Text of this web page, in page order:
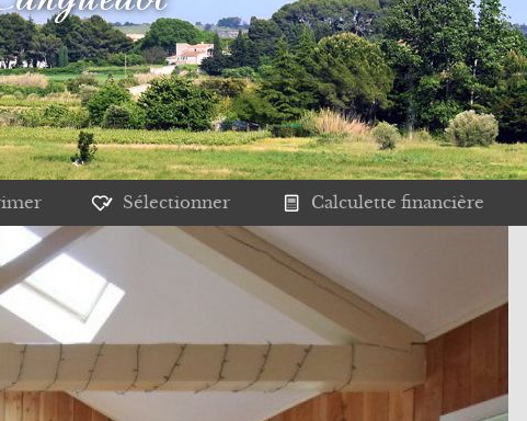
Sélectionner Calculette financière